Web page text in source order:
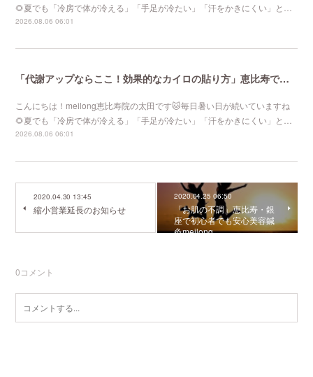
🌻夏でも「冷房で体が冷える」「手足が冷たい」「汗をかきにくい」と…
2026.08.06 06:01
「代謝アップならここ！効果的なカイロの貼り方」恵比寿で口コミNo 1美容鍼灸ならmeilong
こんにちは！meilong恵比寿院の太田です🐱毎日暑い日が続いていますね
🌻夏でも「冷房で体が冷える」「手足が冷たい」「汗をかきにくい」と…
2026.08.06 06:01
2020.04.30 13:45
縮小営業延長のお知らせ
2020.04.25 06:50
「お肌の不調」恵比寿・銀
座で初心者でも安心美容鍼
灸meilong
0コメント